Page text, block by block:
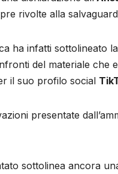
rivolte alla
ha infatti sottolineato
del materiale che
il suo profilo social
presentate
sottolinea ancora